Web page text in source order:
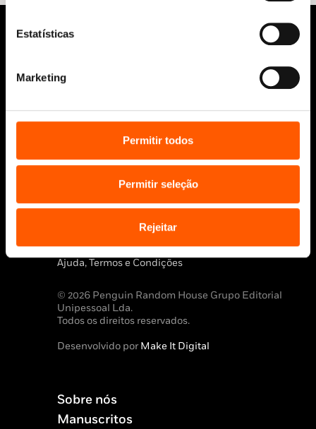
Estatísticas
Marketing
Permitir todos
Permitir seleção
Rejeitar
Aviso Legal
Política de Cookies
Política de segurança e privacidade
Ajuda, Termos e Condições
© 2026 Penguin Random House Grupo Editorial
Unipessoal Lda.
Todos os direitos reservados.
Desenvolvido porMake It Digital
Sobre nós
Manuscritos